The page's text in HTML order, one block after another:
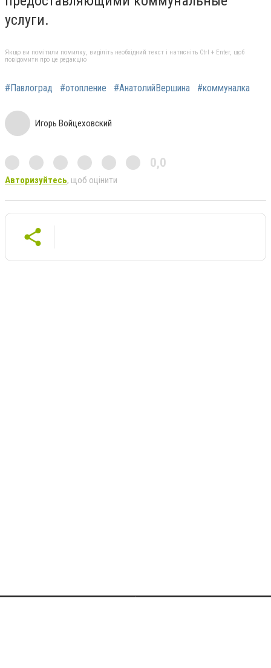
услуги.
Якщо ви помітили помилку, виділіть необхідний текст і натисніть Ctrl + Enter, щоб
повідомити про це редакцію
#Павлоград #отопление #АнатолийВершина #коммуналка
Игорь Войцеховский
0,0
Авторизуйтесь, щоб оцінити